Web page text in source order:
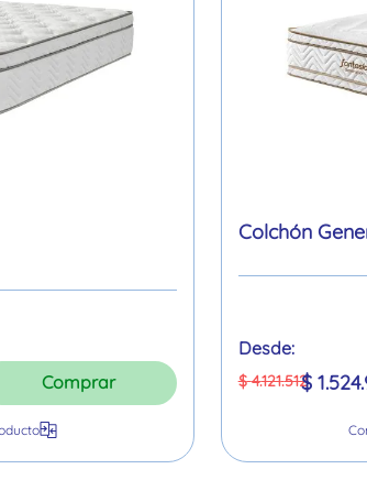
Comprar
Colchón
Desde:
$ 4.121.512$ 1.524.